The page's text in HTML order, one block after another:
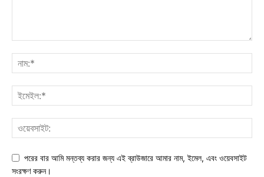
পরের বার আমি মন্তব্য করার জন্য এই ব্রাউজারে আমার নাম, ইমেল, এবং ওয়েবসাইট
সংরক্ষণ করুন।